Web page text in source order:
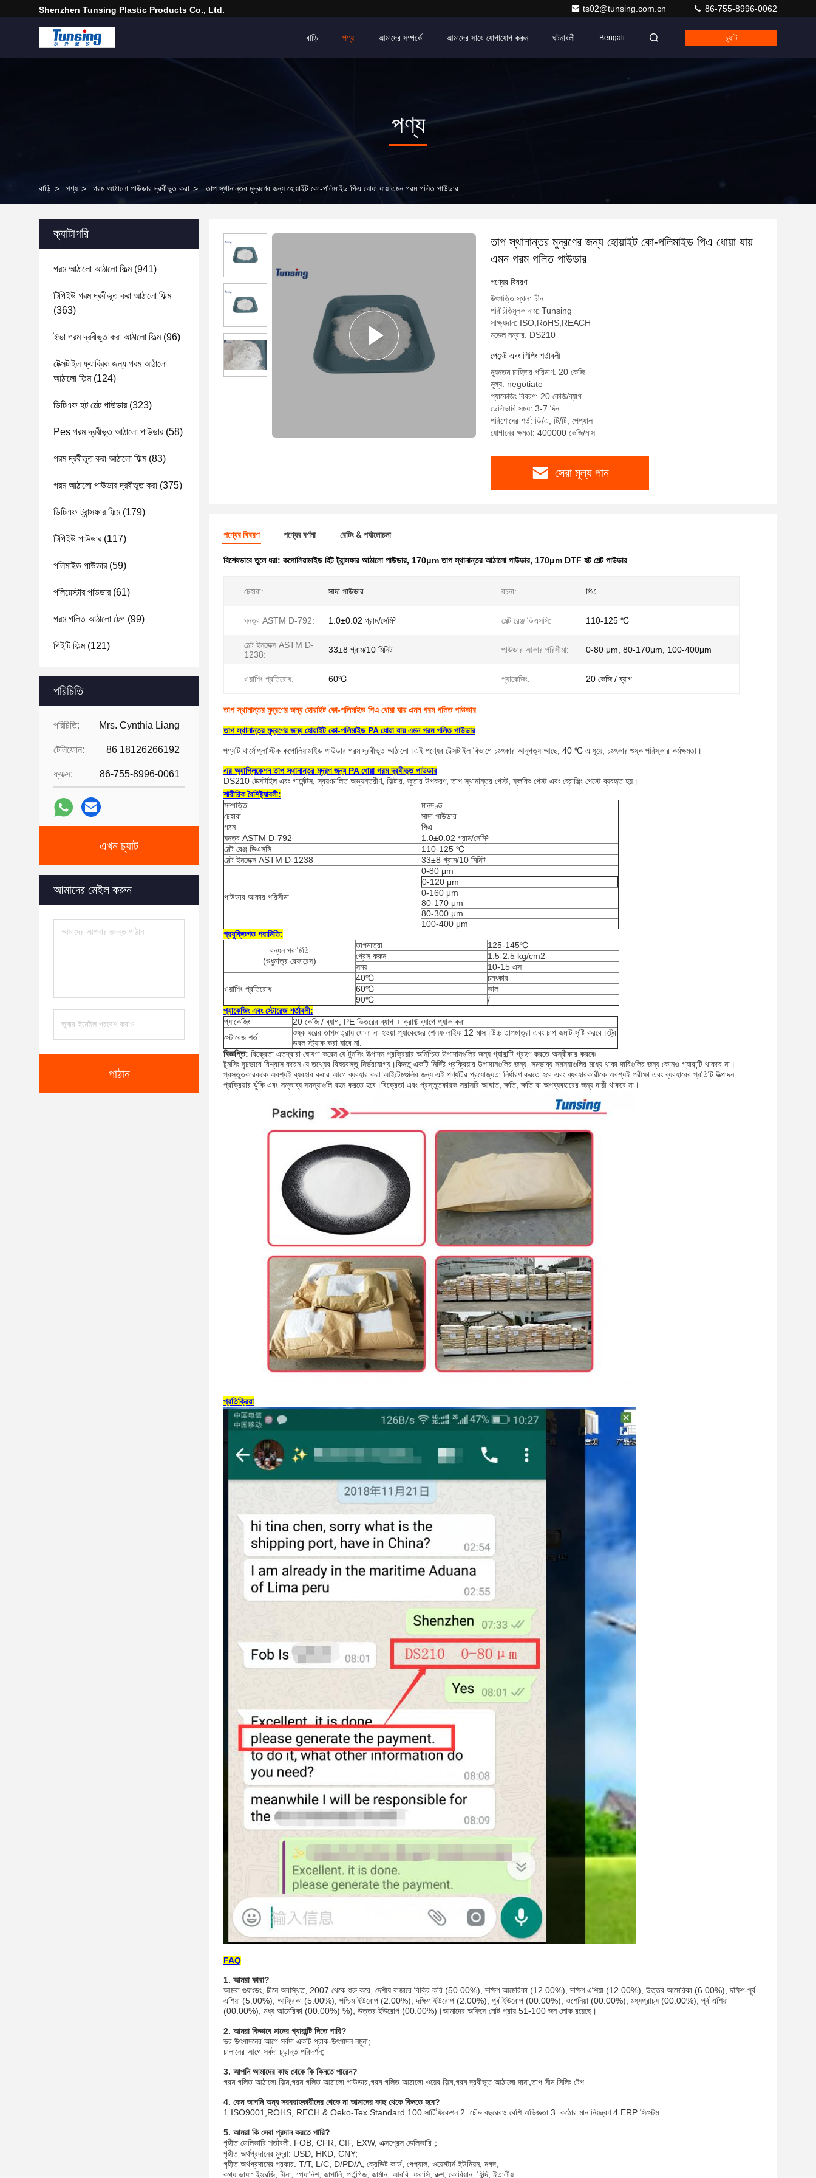
Shenzhen Tunsing Plastic Products Co., Ltd. ts02@tunsing.com.cn 86-755-8996-0062
বাড়ি পণ্য আমাদের সম্পর্কে আমাদের সাথে যোগাযোগ করুন ঘটনাবলী Bengali চ্যাট
পণ্য
বাড়ি > পণ্য > গরম আঠালো পাউডার দ্রবীভূত করা > তাপ স্থানান্তর মুদ্রণের জন্য হোয়াইট কো-পলিমাইড পিএ ধোয়া যায় এমন গরম গলিত পাউডার
ক্যাটাগরি
গরম আঠালো আঠালো ফিল্ম(941)
টিপিইউ গরম দ্রবীভূত করা আঠালো ফিল্ম
(363)
ইভা গরম দ্রবীভূত করা আঠালো ফিল্ম(96)
টেক্সটাইল ফ্যাব্রিক জন্য গরম আঠালো
আঠালো ফিল্ম(124)
ডিটিএফ হট মেল্ট পাউডার(323)
Pes গরম দ্রবীভূত আঠালো পাউডার(58)
গরম দ্রবীভূত করা আঠালো ফিল্ম(83)
গরম আঠালো পাউডার দ্রবীভূত করা (375)
ডিটিএফ ট্রান্সফার ফিল্ম(179)
টিপিইউ পাউডার(117)
পলিমাইড পাউডার(59)
পলিয়েস্টার পাউডার(61)
গরম গলিত আঠালো টেপ (99)
পিইটি ফিল্ম(121)
পরিচিতি
পরিচিতি: Mrs. Cynthia Liang
টেলিফোন: 86 18126266192
ফ্যাক্স: 86-755-8996-0061
এখন চ্যাট
আমাদের মেইল ​​করুন
পাঠান
তাপ স্থানান্তর মুদ্রণের জন্য হোয়াইট কো-পলিমাইড পিএ ধোয়া যায়
এমন গরম গলিত পাউডার
পণ্যের বিবরণ
উৎপত্তি স্থল: চীন
পরিচিতিমুলক নাম: Tunsing
সাক্ষ্যদান: ISO,RoHS,REACH
মডেল নম্বার: DS210
পেমেন্ট এবং শিপিং শর্তাবলী
ন্যূনতম চাহিদার পরিমাণ: 20 কেজি
মূল্য: negotiate
প্যাকেজিং বিবরণ: 20 কেজি/ব্যাগ
ডেলিভারি সময়: 3-7 দিন
পরিশোধের শর্ত: ডি/এ, টি/টি, পেপ্যাল
যোগানের ক্ষমতা: 400000 কেজি/মাস
সেরা মূল্য পান
পণ্যের বিবরণ পণ্যের বর্ণনা রেটিং & পর্যালোচনা
বিশেষভাবে তুলে ধরা: কপোলিয়ামাইড হিট ট্রান্সফার আঠালো পাউডার, 170μm তাপ স্থানান্তর আঠালো পাউডার, 170μm DTF হট মেল্ট পাউডার
চেহারা: সাদা পাউডার রচনা: পিএ
ঘনত্ব ASTM D-792: 1.0±0.02 গ্রাম/সেমি³ মেল্ট রেঞ্জ ডিএসসি: 110-125 ℃
মেল্ট ইনডেক্স ASTM D-
1238:
33±8 গ্রাম/10 মিনিট পাউডার আকার পরিসীমা: 0-80 μm, 80-170μm, 100-400μm
ওয়াশিং প্রতিরোধ: 60℃ প্যাকেজিং: 20 কেজি / ব্যাগ
তাপ স্থানান্তর মুদ্রণের জন্য হোয়াইট কো-পলিমাইড পিএ ধোয়া যায় এমন গরম গলিত পাউডার
তাপ স্থানান্তর মুদ্রণের জন্য হোয়াইট কো-পলিমাইড PA ধোয়া যায় এমন গরম গলিত পাউডার
পণ্যটি থার্মোপ্লাস্টিক কপোলিয়ামাইড পাউডার গরম দ্রবীভূত আঠালো।এই পণ্যের টেক্সটাইল বিভাগে চমৎকার আনুগত্য আছে, 40 ℃ এ ধুয়ে, চমৎকার শুষ্ক পরিস্কার কর্মক্ষমতা।
এর অ্যাপ্লিকেশন তাপ স্থানান্তর মুদ্রণ জন্য PA ধোয়া গরম দ্রবীভূত পাউডার
DS210 টেক্সটাইল এবং গার্মেন্টস, স্বয়ংচালিত অভ্যন্তরীণ, ফিল্টার, জুতার উপকরণ, তাপ স্থানান্তর পেস্ট, ফ্লকিং পেস্ট এবং ব্রোঞ্জিং পেস্টে ব্যবহৃত হয়।
শারীরিক বৈশিষ্ট্যাবলী:
সম্পত্তি
মানদণ্ড
চেহারা
সাদা পাউডার
গঠন
পিএ
ঘনত্ব ASTM D-792
1.0±0.02 গ্রাম/সেমি³
মেল্ট রেঞ্জ ডিএসসি
110-125 ℃
মেল্ট ইনডেক্স ASTM D-1238
33±8 গ্রাম/10 মিনিট
পাউডার আকার পরিসীমা
0-80 μm
0-120 μm
0-160 μm
80-170 μm
80-300 μm
100-400 μm
প্রযুক্তিগত পরামিতি:
বন্ধন পরামিতি
(শুধুমাত্র রেফারেন্স)
তাপমাত্রা
125-145℃
প্রেস করুন
1.5-2.5 kg/cm2
সময়
10-15 এস
ওয়াশিং প্রতিরোধ
40℃
চমৎকার
60℃
ভাল
90℃
/
প্যাকেজিং এবং স্টোরেজ শর্তাবলী:
প্যাকেজিং
20 কেজি / ব্যাগ, PE ভিতরের ব্যাগ + ক্রাফ্ট ব্যাগে প্যাক করা
স্টোরেজ শর্ত
শুষ্ক ঘরের তাপমাত্রায় খোলা না হওয়া প্যাকেজের শেলফ লাইফ 12 মাস।উচ্চ তাপমাত্রা এবং চাপ জমাট সৃষ্টি করবে।ট্রে
ডবল স্ট্যাক করা যাবে না.
বিজ্ঞপ্তি: বিক্রেতা এতদ্বারা ঘোষণা করেন যে টুনসিং উত্পাদন প্রক্রিয়ার অনিশ্চিত উপাদানগুলির জন্য গ্যারান্টি গ্রহণ করতে অস্বীকার করবে৷
টুনসিং দৃঢ়ভাবে বিশ্বাস করেন যে তথ্যের বিষয়বস্তু নির্ভরযোগ্য।কিন্তু একটি নির্দিষ্ট প্রক্রিয়ার উপাদানগুলির জন্য, সম্ভাব্য সমস্যাগুলির মধ্যে থাকা দাবিগুলির জন্য কোনও গ্যারান্টি থাকবে না।
প্রস্তুতকারককে অবশ্যই ব্যবহার করার আগে ব্যবহার করা আইটেমগুলির জন্য এই পণ্যটির প্রযোজ্যতা নির্ধারণ করতে হবে এবং ব্যবহারকারীকে অবশ্যই পরীক্ষা এবং ব্যবহারের প্রতিটি উত্পাদন
প্রক্রিয়ার ঝুঁকি এবং সম্ভাব্য সমস্যাগুলি বহন করতে হবে।বিক্রেতা এবং প্রস্তুতকারক সরাসরি আঘাত, ক্ষতি, ক্ষতি বা অপব্যবহারের জন্য দায়ী থাকবে না।
প্রতিক্রিয়া
FAQ
1. আমরা কারা?
আমরা গুয়াংডং, চীনে অবস্থিত, 2007 থেকে শুরু করে, দেশীয় বাজারে বিক্রি করি (50.00%), দক্ষিণ আমেরিকা (12.00%), দক্ষিণ এশিয়া (12.00%), উত্তর আমেরিকা (6.00%), দক্ষিণ-পূর্ব
এশিয়া (5.00%), আফ্রিকা (5.00%), পশ্চিম ইউরোপ (2.00%), দক্ষিণ ইউরোপ (2.00%), পূর্ব ইউরোপ (00.00%), ওশেনিয়া (00.00%), মধ্যপ্রাচ্য (00.00%), পূর্ব এশিয়া
(00.00%), মধ্য আমেরিকা (00.00%) %), উত্তর ইউরোপ (00.00%)।আমাদের অফিসে মোট প্রায় 51-100 জন লোক রয়েছে।
2. আমরা কিভাবে মানের গ্যারান্টি দিতে পারি?
ভর উৎপাদনের আগে সর্বদা একটি প্রাক-উৎপাদন নমুনা;
চালানের আগে সর্বদা চূড়ান্ত পরিদর্শন;
3. আপনি আমাদের কাছ থেকে কি কিনতে পারেন?
গরম গলিত আঠালো ফিল্ম,গরম গলিত আঠালো পাউডার,গরম গলিত আঠালো ওয়েব ফিল্ম,গরম দ্রবীভূত আঠালো দানা,তাপ সীম সিলিং টেপ
4. কেন আপনি অন্য সরবরাহকারীদের থেকে না আমাদের কাছ থেকে কিনতে হবে?
1.ISO9001,ROHS, RECH & Oeko-Tex Standard 100 সার্টিফিকেশন 2. চৌদ্দ বছরেরও বেশি অভিজ্ঞতা 3. কঠোর মান নিয়ন্ত্রণ 4.ERP সিস্টেম
5. আমরা কি সেবা প্রদান করতে পারি?
গৃহীত ডেলিভারি শর্তাবলী: FOB, CFR, CIF, EXW, এক্সপ্রেস ডেলিভারি；
গৃহীত অর্থপ্রদানের মুদ্রা: USD, HKD, CNY;
গৃহীত অর্থপ্রদানের প্রকার: T/T, L/C, D/PD/A, ক্রেডিট কার্ড, পেপ্যাল, ওয়েস্টার্ন ইউনিয়ন, নগদ;
কথ্য ভাষা: ইংরেজি, চীনা, স্প্যানিশ, জাপানি, পর্তুগিজ, জার্মান, আরবি, ফরাসি, রুশ, কোরিয়ান, হিন্দি, ইতালীয়